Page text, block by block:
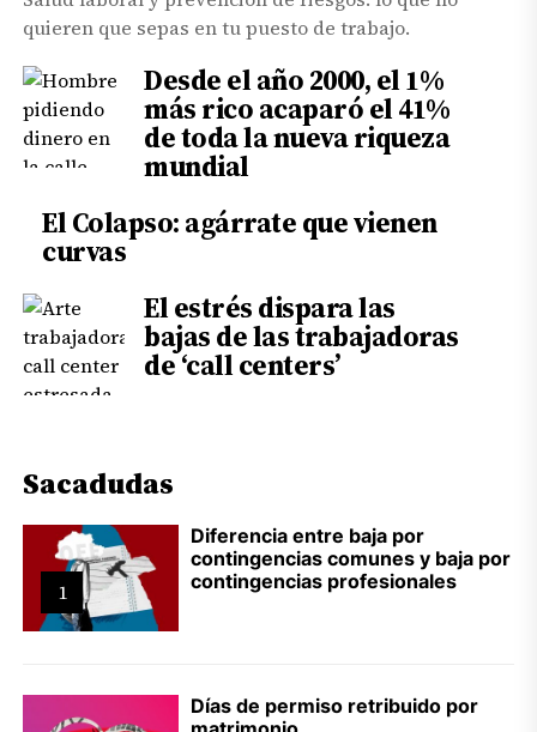
quieren que sepas en tu puesto de trabajo.
Desde el año 2000, el 1%
más rico acaparó el 41%
de toda la nueva riqueza
mundial
El Colapso: agárrate que vienen
curvas
El estrés dispara las
bajas de las trabajadoras
de ‘call centers’
Sacadudas
1
Diferencia entre baja por
contingencias comunes y baja por
contingencias profesionales
Días de permiso retribuido por